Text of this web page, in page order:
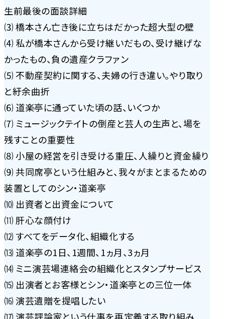
生前最後の面談詳細
⑶ 橋本さん亡き後に立ちはだかった超大型の壁
⑷ 私が橋本さんから受け継いだもの、受け継げな
かったもの、負の遺産クラファン
⑸ 不動産契約に関する、夫婦の行き違い。やり取り
と紆余曲折
⑹ 道楽亭に通っていた頃の話、いくつか
⑺ ミュージックテイトの倒産と芸人の生声と、場を
残すことの重要性
⑻ 小屋の経営を引き受ける重圧、人繰りと資金繰り
⑼ 共同席亭という仕組みと、我々がまとまるための
装置としてのシン・道楽亭
⑽ 出資者と出資金について
⑾ 肝心な顔付け
⑿ すべてをデータ化、組織化する
⒀ 道楽亭の1日、1週間、1ヵ月、3ヵ月
⒁ ミニ演芸場連絡会の組織化とスタンプサービス
⒂ 出演者とお客様とシン・道楽亭との三位一体
⒃ 演芸遺贈を提唱したい